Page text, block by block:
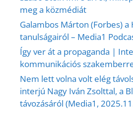
meg a közmédiát
Galambos Márton (Forbes)
tanulságairól – Media1
Így ver át a propaganda |
kommunikációs
Nem lett volna volt elég
interjú Nagy Iván Zsolttal, a
távozásáról (Media1,